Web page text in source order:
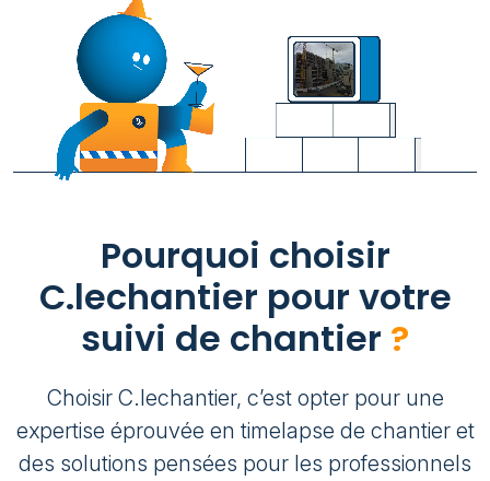
Pourquoi choisir
C.lechantier pour votre
suivi de chantier ?
Choisir C.lechantier, c’est opter pour une
expertise éprouvée en timelapse de chantier et
des solutions pensées pour les professionnels